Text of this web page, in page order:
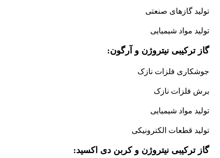
تولید گازهای صنعتی
تولید مواد شیمیایی
گاز ترکیبی نیتروژن و آرگون:
جوشکاری فلزات نازک
برش فلزات نازک
تولید مواد شیمیایی
تولید قطعات الکترونیکی
گاز ترکیبی نیتروژن و کربن دی اکسید: